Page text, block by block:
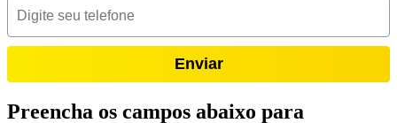
Enviar
Preencha os campos abaixo para